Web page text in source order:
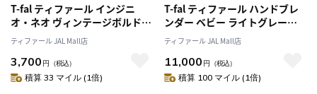
T-fal ティファール インジニ
オ・ネオ ヴィンテージボルド
ー・インテンス エッグロースタ
ー L43918 ガス火専用
ティファール JAL Mall店
3,700 円 （税込）
積算 33 マイル (1倍)
T-fal ティファール ハンドブレ
ンダー ベビー ライトグレー
HB65GDJP
ティファール JAL Mall店
11,000 円 （税込）
積算 100 マイル (1倍)